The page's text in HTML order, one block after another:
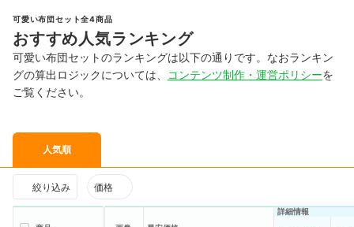
を中材に採用し、ハニカムと…
可愛い布団セット全4商品
おすすめ人気ランキング
可愛い布団セットのランキングは以下の通りです。なおランキン
グの算出ロジックについては、
コンテンツ制作・運営ポリシーを
ご覧ください。
人気順
絞り込み 価格
詳細情報